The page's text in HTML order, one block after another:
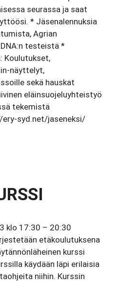
seurassa ja saat
* Jäsenalennuksia
Agrian
testeistä *
Koulutukset,
näyttelyt,
sekä hauskat
eläinsuojeluyhteistyö
tekemistä
syd.net/jaseneksi/
klo 17:30 – 20:30
etäkoulutuksena
kurssi
käydään läpi erilaisia
niihin. Kurssin